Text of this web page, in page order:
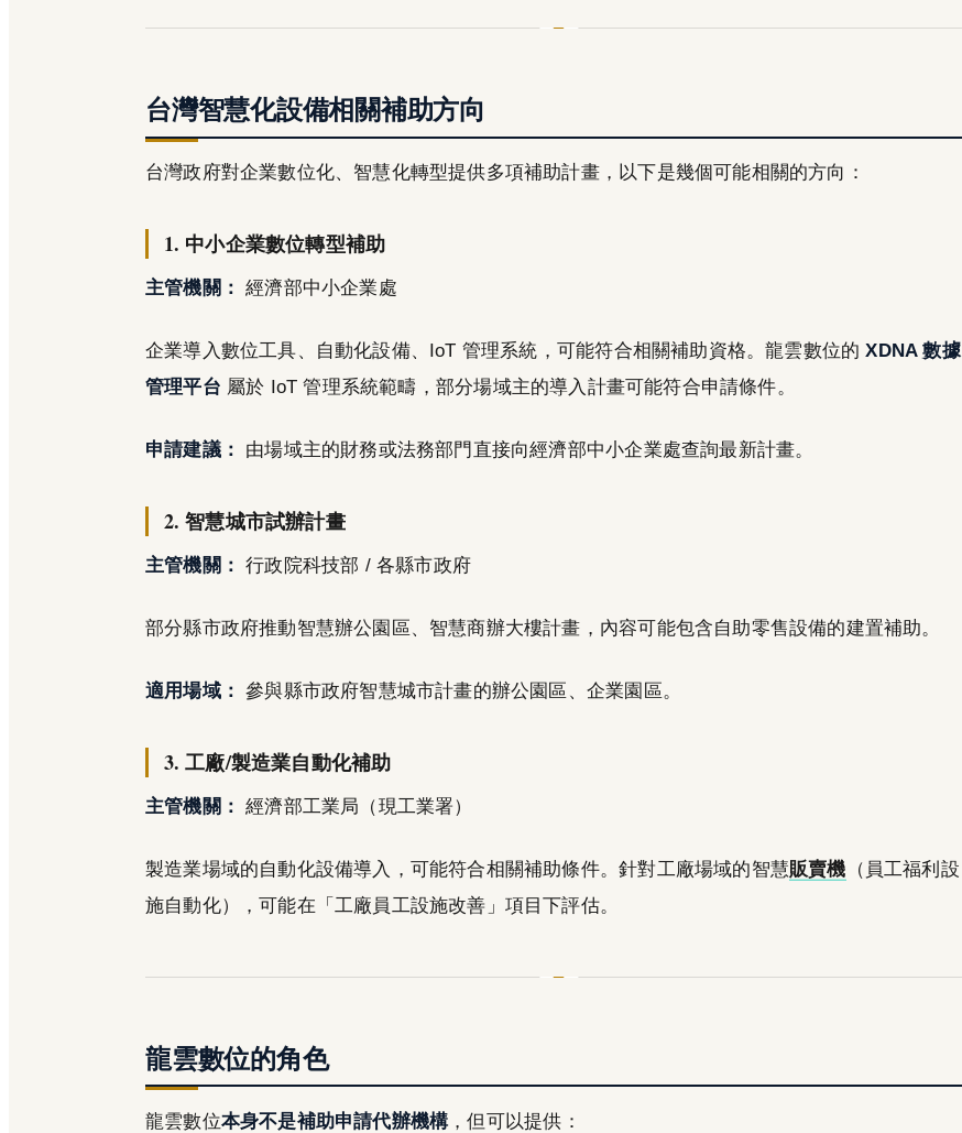
台灣智慧化設備相關補助方向
台灣政府對企業數位化、智慧化轉型提供多項補助計畫，以下是幾個可能相關的方向：
1. 中小企業數位轉型補助
主管機關： 經濟部中小企業處
企業導入數位工具、自動化設備、IoT 管理系統，可能符合相關補助資格。龍雲數位的XDNA 數據
管理平台 屬於 IoT 管理系統範疇，部分場域主的導入計畫可能符合申請條件。
申請建議： 由場域主的財務或法務部門直接向經濟部中小企業處查詢最新計畫。
2. 智慧城市試辦計畫
主管機關： 行政院科技部 / 各縣市政府
部分縣市政府推動智慧辦公園區、智慧商辦大樓計畫，內容可能包含自助零售設備的建置補助。
適用場域： 參與縣市政府智慧城市計畫的辦公園區、企業園區。
3. 工廠/製造業自動化補助
主管機關： 經濟部工業局（現工業署）
製造業場域的自動化設備導入，可能符合相關補助條件。針對工廠場域的智慧販賣機 （員工福利設
施自動化），可能在「工廠員工設施改善」項目下評估。
龍雲數位的角色
龍雲數位本身不是補助申請代辦機構，但可以提供：